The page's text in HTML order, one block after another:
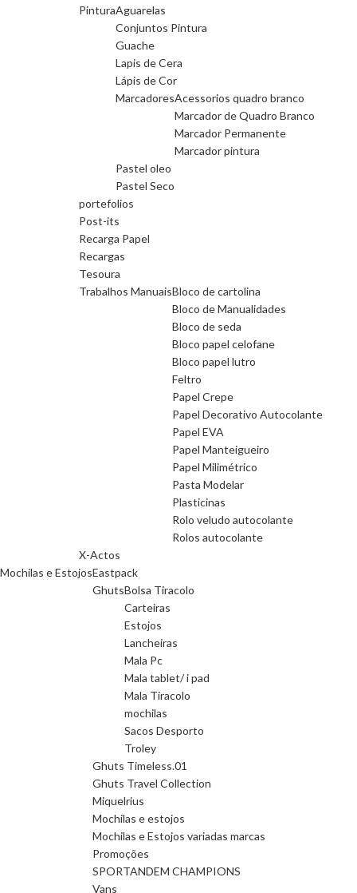
PinturaAguarelas
Conjuntos Pintura
Guache
Lapis de Cera
Lápis de Cor
MarcadoresAcessorios quadro branco
Marcador de Quadro Branco
Marcador Permanente
Marcador pintura
Pastel oleo
Pastel Seco
portefolios
Post-its
Recarga Papel
Recargas
Tesoura
Trabalhos ManuaisBloco de cartolina
Bloco de Manualidades
Bloco de seda
Bloco papel celofane
Bloco papel lutro
Feltro
Papel Crepe
Papel Decorativo Autocolante
Papel EVA
Papel Manteigueiro
Papel Milimétrico
Pasta Modelar
Plasticinas
Rolo veludo autocolante
Rolos autocolante
X-Actos
Mochilas e EstojosEastpack
GhutsBolsa Tiracolo
Carteiras
Estojos
Lancheiras
Mala Pc
Mala tablet/ i pad
Mala Tiracolo
mochilas
Sacos Desporto
Troley
Ghuts Timeless.01
Ghuts Travel Collection
Miquelrius
Mochilas e estojos
Mochilas e Estojos variadas marcas
Promoções
SPORTANDEM CHAMPIONS
Vans